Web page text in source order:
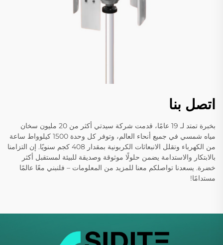
اتصل بنا
بخبرة تمتد لـ 19 عامًا، قدمت شركة سيدتي أكثر من 20 مليون سخان
مياه شمسي في جميع أنحاء العالم، وتوفر كل وحدة 1500 كيلوواط ساعة
من الكهرباء وتقلل الانبعاثات الكربونية بمقدار 408 كجم سنويًا. إن التزامنا
بالابتكار والاستدامة يضمن حلولًا موثوقة وصديقة للبيئة لمستقبل أكثر
خضرة. يسعدنا تواصلكم معنا للمزيد من المعلومات – فلنبني معًا عالمًا
مستدامًا!